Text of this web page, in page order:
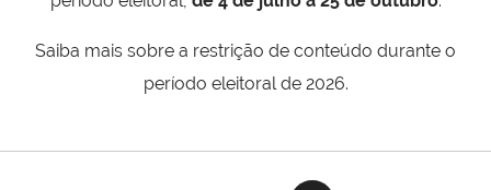
Saiba mais sobre a restrição de conteúdo durante o
período eleitoral de 2026.